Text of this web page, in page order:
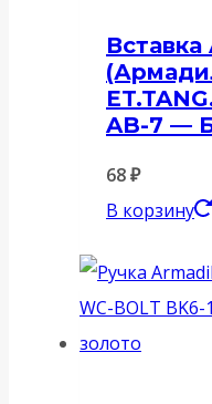
AB-7 —
68₽
В корзину